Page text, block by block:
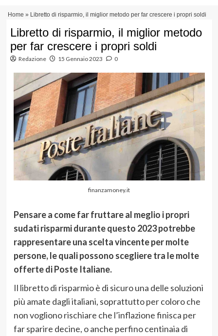
contenuto
Home » Libretto di risparmio, il miglior metodo per far crescere i propri soldi
Libretto di risparmio, il miglior metodo
per far crescere i propri soldi
Redazione 15 Gennaio 2023 0
finanzamoney.it
Pensare a come far fruttare al meglio i propri
sudati risparmi durante questo 2023 potrebbe
rappresentare una scelta vincente per molte
persone, le quali possono scegliere tra le molte
offerte di Poste Italiane.
Il libretto di risparmio è di sicuro una delle soluzioni
più amate dagli italiani, soprattutto per coloro che
non vogliono rischiare che l’inflazione finisca per
far sparire decine, o anche perfino centinaia di